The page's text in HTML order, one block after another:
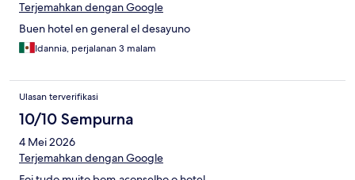
Terjemahkan dengan Google
Buen hotel en general el desayuno
Idannia, perjalanan 3 malam
Ulasan terverifikasi
10/10 Sempurna
4 Mei 2026
Terjemahkan dengan Google